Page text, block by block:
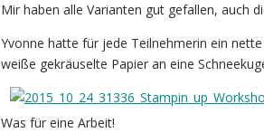
Mir haben alle Varianten gut gefallen, auch
Yvonne hatte für jede Teilnehmerin ein
weiße gekräuselte Papier an eine
Was für eine Arbeit!